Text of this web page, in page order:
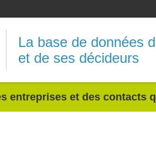
La base de données
et de ses décideurs
entreprises et des